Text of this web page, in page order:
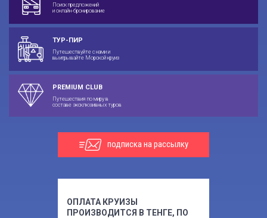
Поиск предложений
и онлайн-бронирование
ТУР-ПИР
Путешествуйте с нами и
выигрывайте Морской круиз
PREMIUM CLUB
Путешествия по миру в
составе эксклюзивных туров
подписка на рассылку
ОПЛАТА КРУИЗЫ
ПРОИЗВОДИТСЯ В ТЕНГЕ, ПО